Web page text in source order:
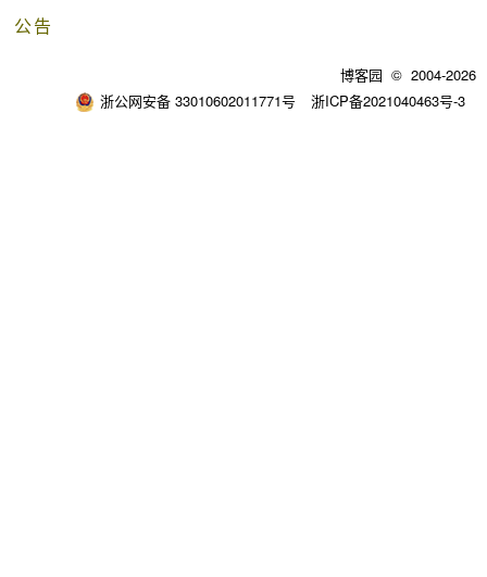
公告
博客园 © 2004-2026
浙公网安备 33010602011771号
浙ICP备2021040463号-3